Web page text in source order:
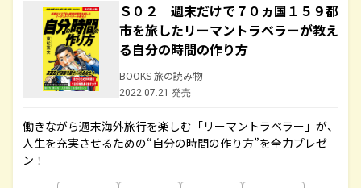
Ｓ０２ 週末だけで７０ヵ国１５９都
市を旅したリーマントラベラーが教え
る自分の時間の作り方
BOOKS 旅の読み物
2022.07.21 発売
働きながら週末海外旅行を楽しむ「リーマントラベラー」が、
人生を充実させるための“自分の時間の作り方”を全力プレゼ
ン！